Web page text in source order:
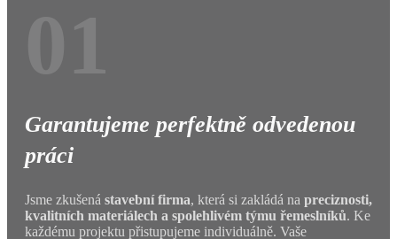
Garantujeme perfektně odvedenou
práci
Jsme zkušená stavební firma, která si zakládá na preciznosti,
kvalitních materiálech a spolehlivém týmu řemeslníků. Ke
každému projektu přistupujeme individuálně. Vaše